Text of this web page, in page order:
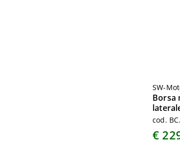
SW-
Borsa
cod.
€